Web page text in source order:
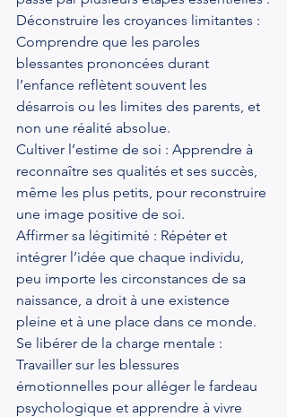
Déconstruire les croyances limitantes :
Comprendre que les paroles
blessantes prononcées durant
l’enfance reflètent souvent les
désarrois ou les limites des parents, et
non une réalité absolue.
Cultiver l’estime de soi : Apprendre à
reconnaître ses qualités et ses succès,
même les plus petits, pour reconstruire
une image positive de soi.
Affirmer sa légitimité : Répéter et
intégrer l’idée que chaque individu,
peu importe les circonstances de sa
naissance, a droit à une existence
pleine et à une place dans ce monde.
Se libérer de la charge mentale :
Travailler sur les blessures
émotionnelles pour alléger le fardeau
psychologique et apprendre à vivre